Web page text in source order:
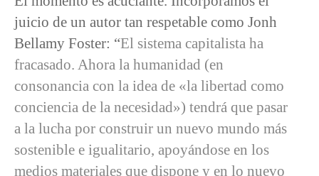
juicio de un autor tan respetable como Jonh
Bellamy Foster: “El sistema capitalista ha
fracasado. Ahora la humanidad (en
consonancia con la idea de «la libertad como
conciencia de la necesidad») tendrá que pasar
a la lucha por construir un nuevo mundo más
sostenible e igualitario, apoyándose en los
medios materiales que dispone y en lo nuevo